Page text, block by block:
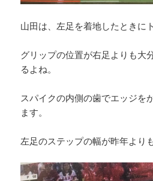
山田は、左足を着地したときに
グリップの位置が右足よりも大
るよね。
スパイクの内側の歯でエッジを
ます。
左足のステップの幅が昨年より